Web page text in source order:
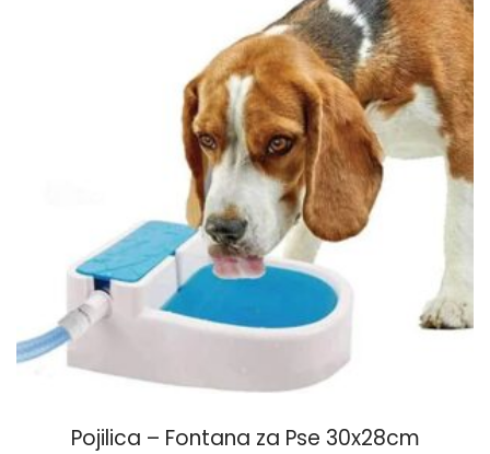
Pojilica – Fontana za Pse 30x28cm